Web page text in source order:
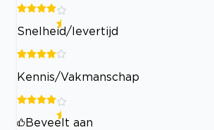
Snelheid/levertijd
Kennis/Vakmanschap
Beveelt aan